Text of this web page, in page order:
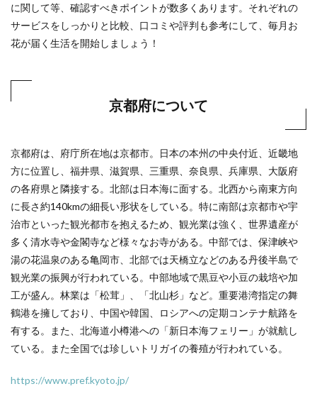
に関して等、確認すべきポイントが数多くあります。それぞれの
サービスをしっかりと比較、口コミや評判も参考にして、毎月お
花が届く生活を開始しましょう！
京都府について
京都府は、府庁所在地は京都市。日本の本州の中央付近、近畿地
方に位置し、福井県、滋賀県、三重県、奈良県、兵庫県、大阪府
の各府県と隣接する。北部は日本海に面する。北西から南東方向
に長さ約140kmの細長い形状をしている。特に南部は京都市や宇
治市といった観光都市を抱えるため、観光業は強く、世界遺産が
多く清水寺や金閣寺など様々なお寺がある。中部では、保津峡や
湯の花温泉のある亀岡市、北部では天橋立などのある丹後半島で
観光業の振興が行われている。中部地域で黒豆や小豆の栽培や加
工が盛ん。林業は「松茸」、「北山杉」など。重要港湾指定の舞
鶴港を擁しており、中国や韓国、ロシアへの定期コンテナ航路を
有する。また、北海道小樽港への「新日本海フェリー」が就航し
ている。また全国では珍しいトリガイの養殖が行われている。
https://www.pref.kyoto.jp/